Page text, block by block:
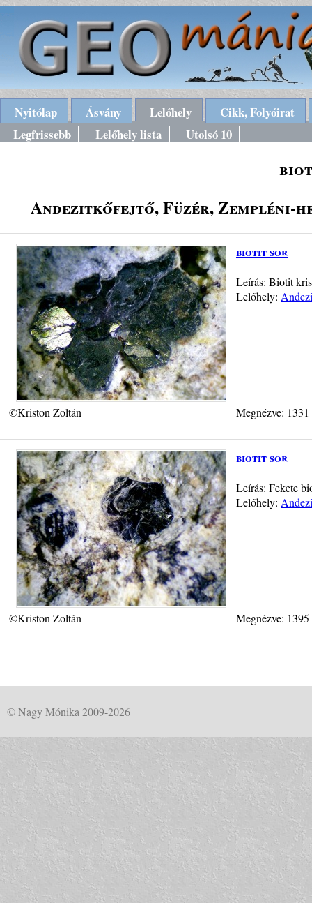
Nyitólap Ásvány Lelőhely
Cikk, Folyóirat
Legfrissebb
Lelőhely lista Utolsó 10
Andezitkőfejtő, Füzér, Zempléni-
biotit sor
Leírás: Biotit
Lelőhely:
©Kriston Zoltán Megnézve:
biotit sor
Leírás: Fekete
Lelőhely:
©Kriston Zoltán Megnézve:
© Nagy Mónika 2009-2026